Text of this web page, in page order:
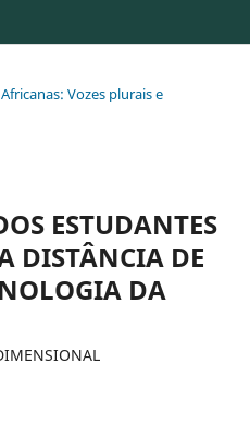
Vozes plurais e
ESTUDANTES
DISTÂNCIA DE
DA